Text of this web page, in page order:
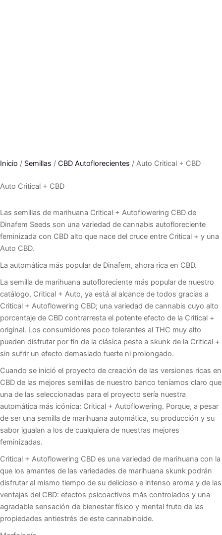
Inicio / Semillas / CBD Autoflorecientes / Auto Critical + CBD
Auto Critical + CBD
Las semillas de marihuana Critical + Autoflowering CBD de
Dinafem Seeds son una variedad de cannabis autofloreciente
feminizada con CBD alto que nace del cruce entre Critical + y una
Auto CBD.
La automática más popular de Dinafem, ahora rica en CBD.
La semilla de marihuana autofloreciente más popular de nuestro
catálogo, Critical + Auto, ya está al alcance de todos gracias a
Critical + Autoflowering CBD; una variedad de cannabis cuyo alto
porcentaje de CBD contrarresta el potente efecto de la Critical +
original. Los consumidores poco tolerantes al THC muy alto
pueden disfrutar por fin de la clásica peste a skunk de la Critical +
sin sufrir un efecto demasiado fuerte ni prolongado.
Cuando se inició el proyecto de creación de las versiones ricas en
CBD de las mejores semillas de nuestro banco teníamos claro que
una de las seleccionadas para el proyecto sería nuestra
automática más icónica: Critical + Autoflowering. Porque, a pesar
de ser una semilla de marihuana automática, su producción y su
sabor igualan a los de cualquiera de nuestras mejores
feminizadas.
Critical + Autoflowering CBD es una variedad de marihuana con la
que los amantes de las variedades de marihuana skunk podrán
disfrutar al mismo tiempo de su delicioso e intenso aroma y de las
ventajas del CBD: efectos psicoactivos más controlados y una
agradable sensación de bienestar físico y mental fruto de las
propiedades antiestrés de este cannabinoide.